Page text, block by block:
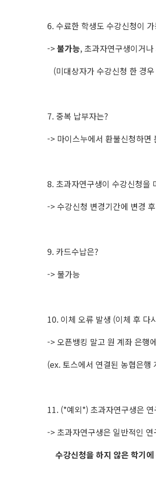
6. 수료한 학생도 수강신청이
->불가능, 초과자연구생이거
(미대상자가 수강신청 한 경
7. 중복 납부자는?
-> 마이스누에서 환불신청하면
8. 초과자연구생이 수강신청을
-> 수강신청 변경기간에 변경
9. 카드수납은?
-> 불가능
10. 이체 오류 발생 (이체 후 다
-> 오픈뱅킹 말고 원 계좌 은행
(ex. 토스에서 연결된 농협은행
11. (*예외*) 초과자연구생은
-> 초과자연구생은 일반적인
수강신청을 하지 않은 학기